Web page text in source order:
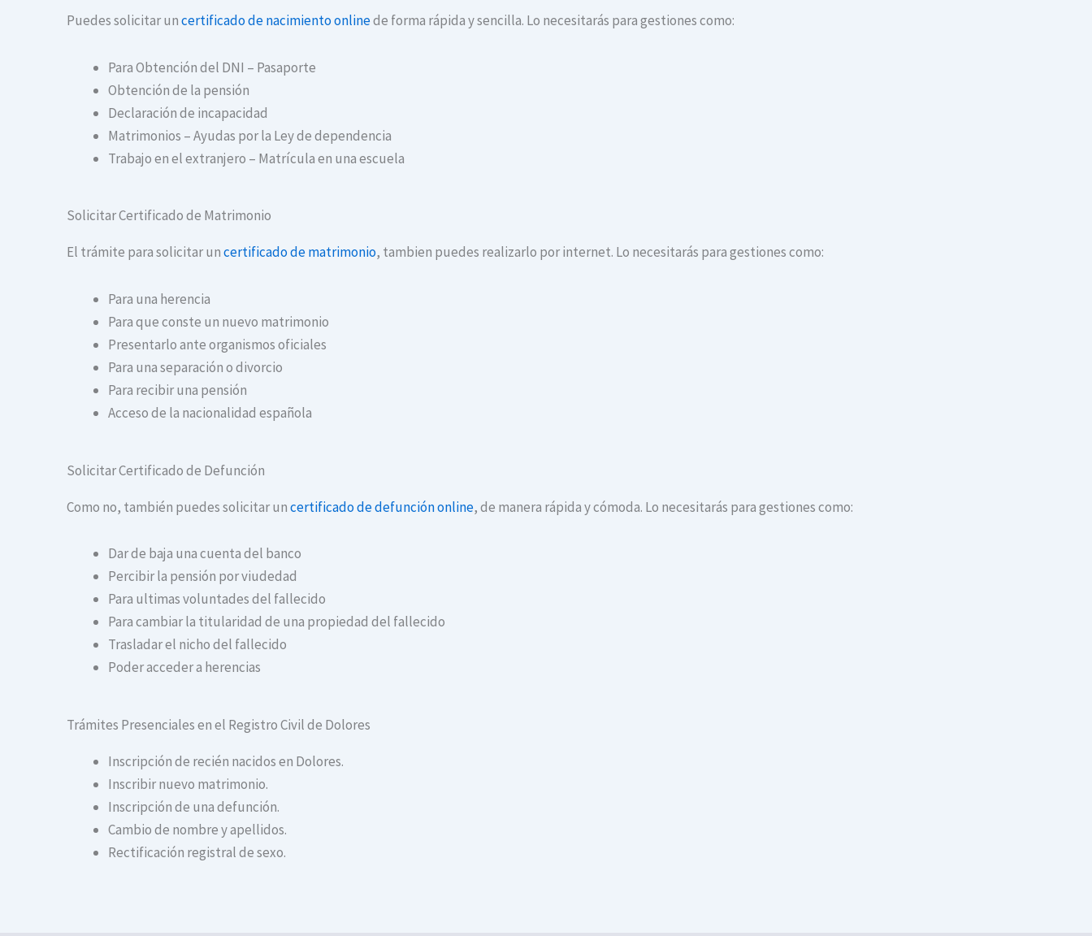
Puedes solicitar uncertificado de nacimiento onlinede forma rápida y sencilla. Lo necesitarás para gestiones como:
Para Obtención del DNI – Pasaporte
Obtención de la pensión
Declaración de incapacidad
Matrimonios – Ayudas por la Ley de dependencia
Trabajo en el extranjero – Matrícula en una escuela
Solicitar Certificado de Matrimonio
El trámite para solicitar uncertificado de matrimonio, tambien puedes realizarlo por internet. Lo necesitarás para gestiones como:
Para una herencia
Para que conste un nuevo matrimonio
Presentarlo ante organismos oficiales
Para una separación o divorcio
Para recibir una pensión
Acceso de la nacionalidad española
Solicitar Certificado de Defunción
Como no, también puedes solicitar uncertificado de defunción online, de manera rápida y cómoda. Lo necesitarás para gestiones como:
Dar de baja una cuenta del banco
Percibir la pensión por viudedad
Para ultimas voluntades del fallecido
Para cambiar la titularidad de una propiedad del fallecido
Trasladar el nicho del fallecido
Poder acceder a herencias
Trámites Presenciales en el Registro Civil de Dolores
Inscripción de recién nacidos en Dolores.
Inscribir nuevo matrimonio.
Inscripción de una defunción.
Cambio de nombre y apellidos.
Rectificación registral de sexo.